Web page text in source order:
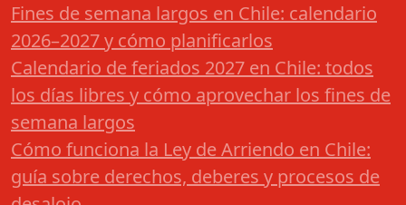
Fines de semana largos en Chile: calendario
2026–2027 y cómo planificarlos
Calendario de feriados 2027 en Chile: todos
los días libres y cómo aprovechar los fines de
semana largos
Cómo funciona la Ley de Arriendo en Chile:
guía sobre derechos, deberes y procesos de